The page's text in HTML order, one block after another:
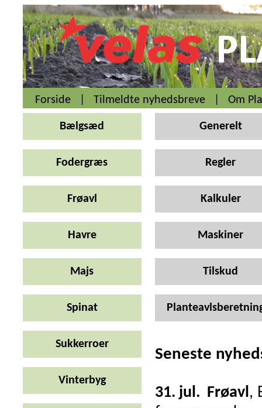
Forside Tilmeldte nyhedsbreve Om
Bælgsæd
Fodergræs
Frøavl
Havre
Majs
Spinat
Sukkerroer
Vinterbyg
Generelt
Regler
Kalkuler
Maskiner
Tilskud
Seneste
31. jul. Frøavl,